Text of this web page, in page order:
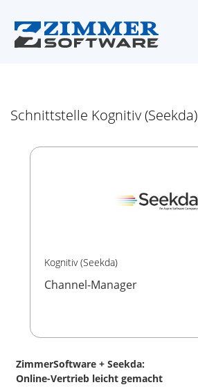
Schnittstelle Kognitiv (Seekda)
Kognitiv (Seekda)
Channel-Manager
ZimmerSoftware + Seekda:
Online-Vertrieb leicht gemacht